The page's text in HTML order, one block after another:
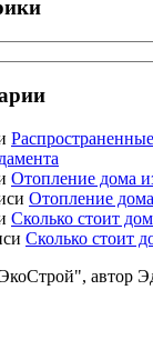
Отопление дома
Отопление дома
Сколько стоит
Сколько стоит
автор